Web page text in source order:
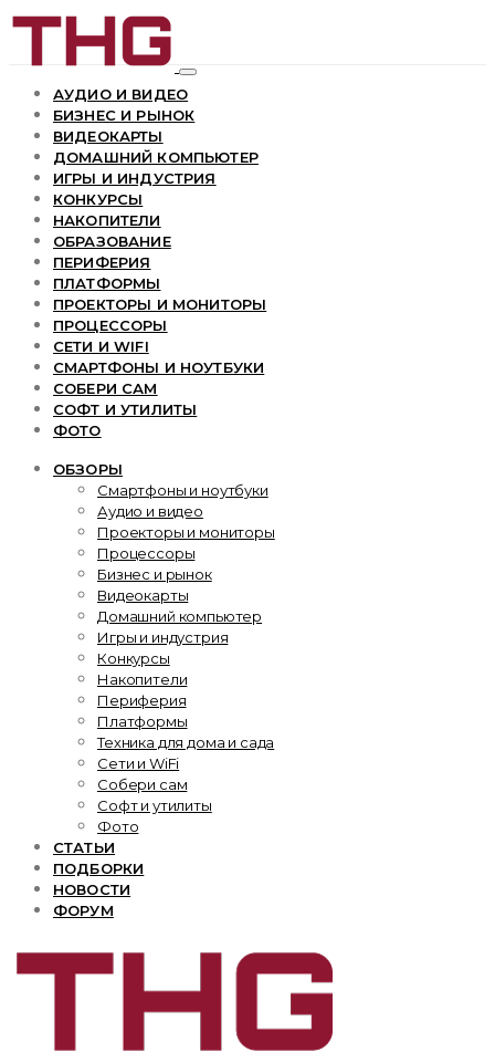
АУДИО И ВИДЕО
БИЗНЕС И РЫНОК
ВИДЕОКАРТЫ
ДОМАШНИЙ КОМПЬЮТЕР
ИГРЫ И ИНДУСТРИЯ
КОНКУРСЫ
НАКОПИТЕЛИ
ОБРАЗОВАНИЕ
ПЕРИФЕРИЯ
ПЛАТФОРМЫ
ПРОЕКТОРЫ И МОНИТОРЫ
ПРОЦЕССОРЫ
СЕТИ И WIFI
СМАРТФОНЫ И НОУТБУКИ
СОБЕРИ САМ
СОФТ И УТИЛИТЫ
ФОТО
ОБЗОРЫ
Смартфоны и ноутбуки
Аудио и видео
Проекторы и мониторы
Процессоры
Бизнес и рынок
Видеокарты
Домашний компьютер
Игры и индустрия
Конкурсы
Накопители
Периферия
Платформы
Техника для дома и сада
Сети и WiFi
Собери сам
Софт и утилиты
Фото
СТАТЬИ
ПОДБОРКИ
НОВОСТИ
ФОРУМ